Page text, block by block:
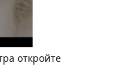
откройте